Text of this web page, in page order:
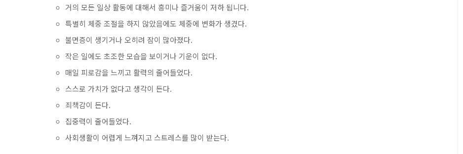
거의 모든 일상 활동에 대해서 흥미나 즐거움이 저하 됩니다.
특별히 체중 조절을 하지 않았음에도 체중에 변화가 생겼다.
불면증이 생기거나 오히려 잠이 많아졌다.
작은 일에도 초조한 모습을 보이거나 기운이 없다.
매일 피로감을 느끼고 활력의 줄어들었다.
스스로 가치가 없다고 생각이 든다.
죄책감이 든다.
집중력이 줄어들었다.
사회생활이 어렵게 느껴지고 스트레스를 많이 받는다.